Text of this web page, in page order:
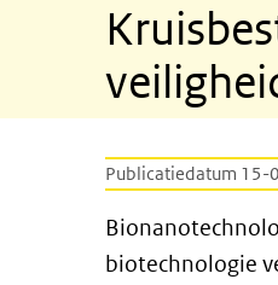
Publicatiedatum 15-
biotechnologie